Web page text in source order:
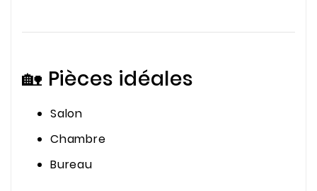
🏡 Pièces idéales
Salon
Chambre
Bureau